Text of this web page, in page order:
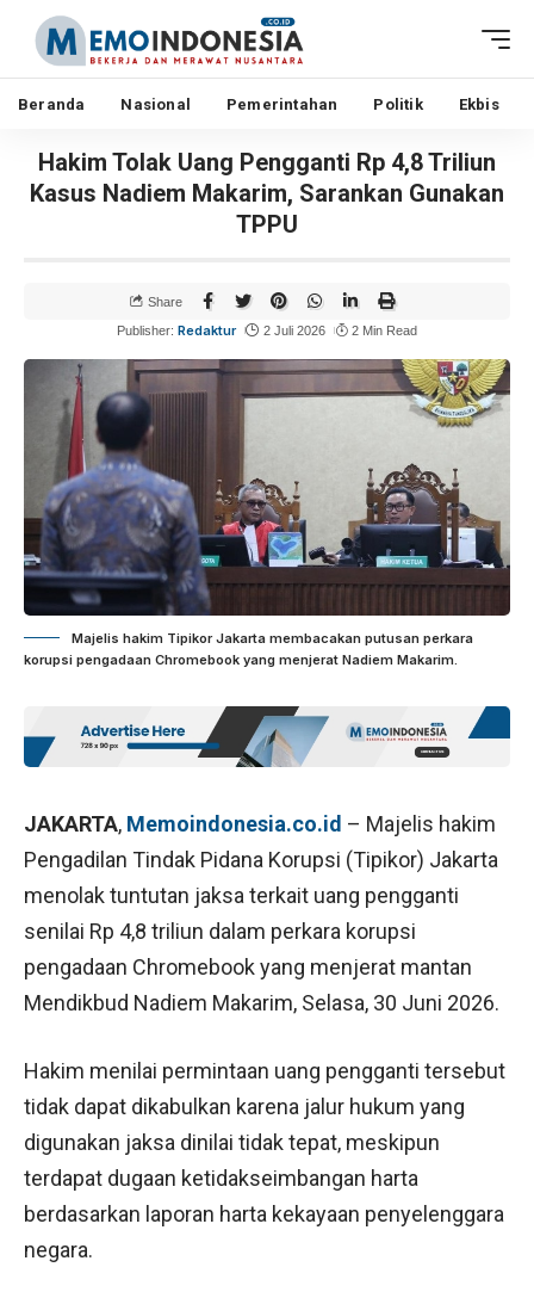
Beranda Nasional Pemerintahan Politik Ekbis
Hakim Tolak Uang Pengganti Rp 4,8 Triliun
Kasus Nadiem Makarim, Sarankan Gunakan
TPPU
Publisher: Redaktur 2 Juli 2026 2 Min Read
Share
Majelis hakim Tipikor Jakarta membacakan putusan perkara
korupsi pengadaan Chromebook yang menjerat Nadiem Makarim.
JAKARTA, Memoindonesia.co.id – Majelis hakim
Pengadilan Tindak Pidana Korupsi (Tipikor) Jakarta
menolak tuntutan jaksa terkait uang pengganti
senilai Rp 4,8 triliun dalam perkara korupsi
pengadaan Chromebook yang menjerat mantan
Mendikbud Nadiem Makarim, Selasa, 30 Juni 2026.
Hakim menilai permintaan uang pengganti tersebut
tidak dapat dikabulkan karena jalur hukum yang
digunakan jaksa dinilai tidak tepat, meskipun
terdapat dugaan ketidakseimbangan harta
berdasarkan laporan harta kekayaan penyelenggara
negara.